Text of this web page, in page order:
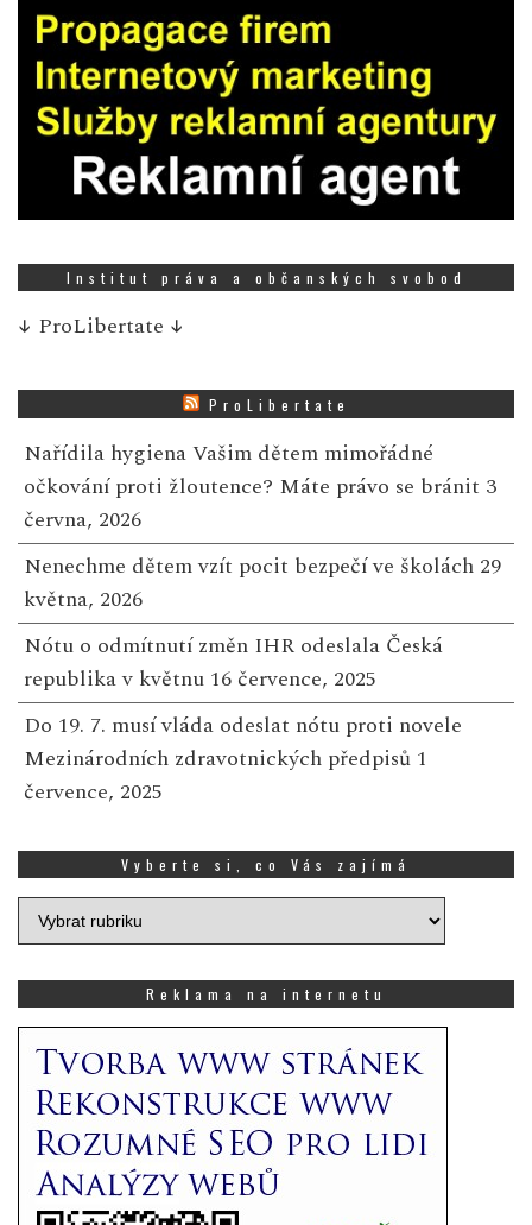
Institut práva a občanských svobod
↓ ProLibertate ↓
ProLibertate
Nařídila hygiena Vašim dětem mimořádné
očkování proti žloutence? Máte právo se bránit 3
června, 2026
Nenechme dětem vzít pocit bezpečí ve školách 29
května, 2026
Nótu o odmítnutí změn IHR odeslala Česká
republika v květnu 16 července, 2025
Do 19. 7. musí vláda odeslat nótu proti novele
Mezinárodních zdravotnických předpisů 1
července, 2025
Vyberte si, co Vás zajímá
Vyberte
si,
zajímá
Reklama na internetu